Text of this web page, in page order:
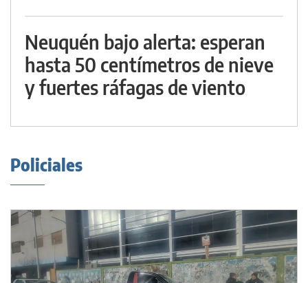
Neuquén bajo alerta: esperan
hasta 50 centímetros de nieve
y fuertes ráfagas de viento
Policiales